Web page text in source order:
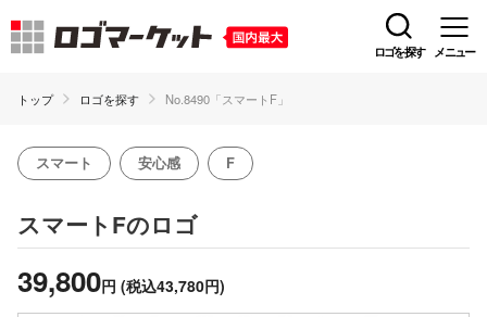
ロゴを探す メニュー
トップ ロゴを探す No.8490「スマートF」
スマート 安心感 F
スマートFのロゴ
39,800円 (税込43,780円)